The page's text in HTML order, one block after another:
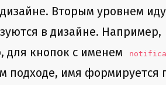
Вторым уровнем
в дизайне. Например,
для кнопок с именем
подходе, имя формируется